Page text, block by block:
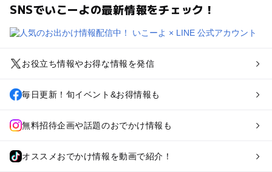
SNSでいこーよの最新情報をチェック！
お役立ち情報やお得な情報を発信
毎日更新！旬イベント&お得情報も
無料招待企画や話題のおでかけ情報も
オススメおでかけ情報を動画で紹介！